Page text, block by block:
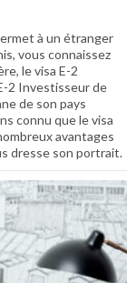
à un étranger
vous connaissez
le visa E-2
2 Investisseur de
de son pays
connu que le visa
avantages
dresse son portrait.